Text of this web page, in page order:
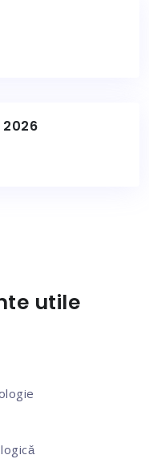
utile